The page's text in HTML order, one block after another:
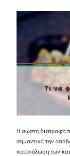
Η σωστή διατροφή
σημαντικά την
κατανάλωση των